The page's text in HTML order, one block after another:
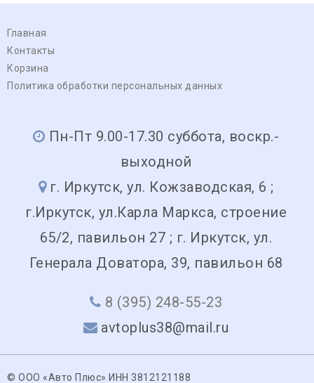
Главная
Контакты
Корзина
Политика обработки персональных данных
Пн-Пт 9.00-17.30 суббота, воскр.-
выходной
г. Иркутск, ул. Кожзаводская, 6 ;
г.Иркутск, ул.Карла Маркса, строение
65/2, павильон 27 ; г. Иркутск, ул.
Генерала Доватора, 39, павильон 68
8 (395) 248-55-23
avtoplus38@mail.ru
© ООО «Авто Плюс» ИНН 3812121188